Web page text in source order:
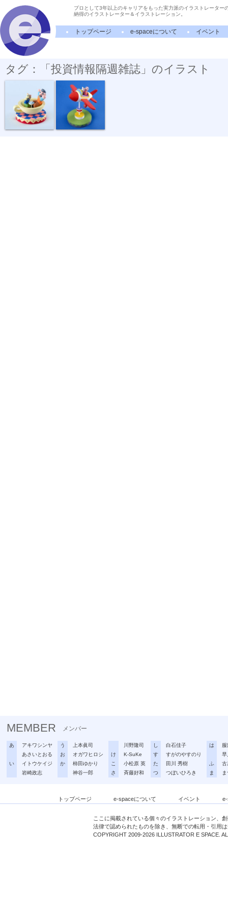
プロとして3年以上のキャリアをもった実力派のイラストレーター
納得のイラストレーター＆イラストレーション。
トップページ e-spaceについて イベント
タグ：「投資情報隔週雑誌」のイラスト
株式にっぽん... 株式にっぽん...
MEMBER メンバー
あ
アキワシンヤ
あさいとおる
い
イトウケイジ
岩崎政志
う
上本眞司
お
オガワヒロシ
か
柿田ゆかり
神谷一郎
川野隆司
け
K-SuKe
こ
小松原 英
さ
斉藤好和
し
白石佳子
す
すがのやすのり
た
田川 秀樹
つ
つぼいひろき
は
早
ふ
古
ま
トップページ e-spaceについて イベント
ここに掲載されている個々のイラストレーション、
法律で認められたものを除き、無断での転用・引用
COPYRIGHT 2009-2026 ILLUSTRATOR E SPACE.